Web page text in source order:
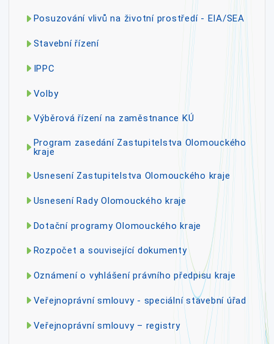
Posuzování vlivů na životní prostředí - EIA/SEA
Stavební řízení
IPPC
Volby
Výběrová řízení na zaměstnance KÚ
Program zasedání Zastupitelstva Olomouckého
kraje
Usnesení Zastupitelstva Olomouckého kraje
Usnesení Rady Olomouckého kraje
Dotační programy Olomouckého kraje
Rozpočet a související dokumenty
Oznámení o vyhlášení právního předpisu kraje
Veřejnoprávní smlouvy - speciální stavební úřad
Veřejnoprávní smlouvy – registry